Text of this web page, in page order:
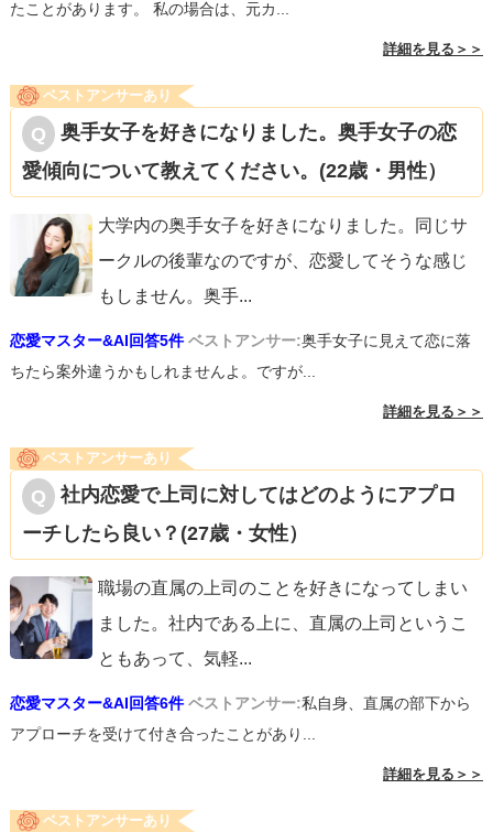
たことがあります。 私の場合は、元カ...
詳細を見る＞＞
ベストアンサーあり
奥手女子を好きになりました。奥手女子の恋
愛傾向について教えてください。(22歳・男性）
大学内の奥手女子を好きになりました。同じサ
ークルの後輩なのですが、恋愛してそうな感じ
もしません。奥手...
恋愛マスター&AI回答5件 ベストアンサー:奥手女子に見えて恋に落
ちたら案外違うかもしれませんよ。ですが...
詳細を見る＞＞
ベストアンサーあり
社内恋愛で上司に対してはどのようにアプロ
ーチしたら良い？(27歳・女性）
職場の直属の上司のことを好きになってしまい
ました。社内である上に、直属の上司というこ
ともあって、気軽...
恋愛マスター&AI回答6件 ベストアンサー:私自身、直属の部下から
アプローチを受けて付き合ったことがあり...
詳細を見る＞＞
ベストアンサーあり